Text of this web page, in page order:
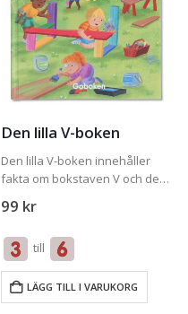
Den lilla V-boken
Den lilla V-boken innehåller
fakta om bokstaven V och de
bokstavsmysteriet som den
möjliga av Den lilla V-boken
bör du även…
99 kr
till
LÄGG TILL I VARUKORG